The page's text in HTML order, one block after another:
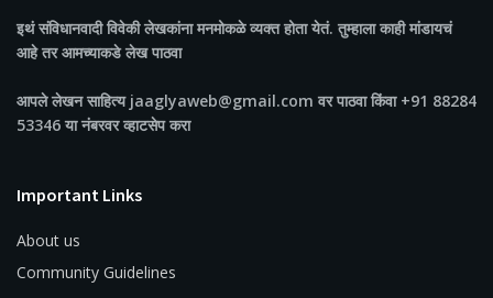
इथं संविधानवादी विवेकी लेखकांना मनमोकळे व्यक्त होता येतं. तुम्हाला काही मांडायचं
आहे तर आमच्याकडे लेख पाठवा
आपले लेखन साहित्य jaaglyaweb@gmail.com वर पाठवा किंवा +91 88284
53346 या नंबरवर व्हाटसेप करा
Important Links
About us
Community Guidelines